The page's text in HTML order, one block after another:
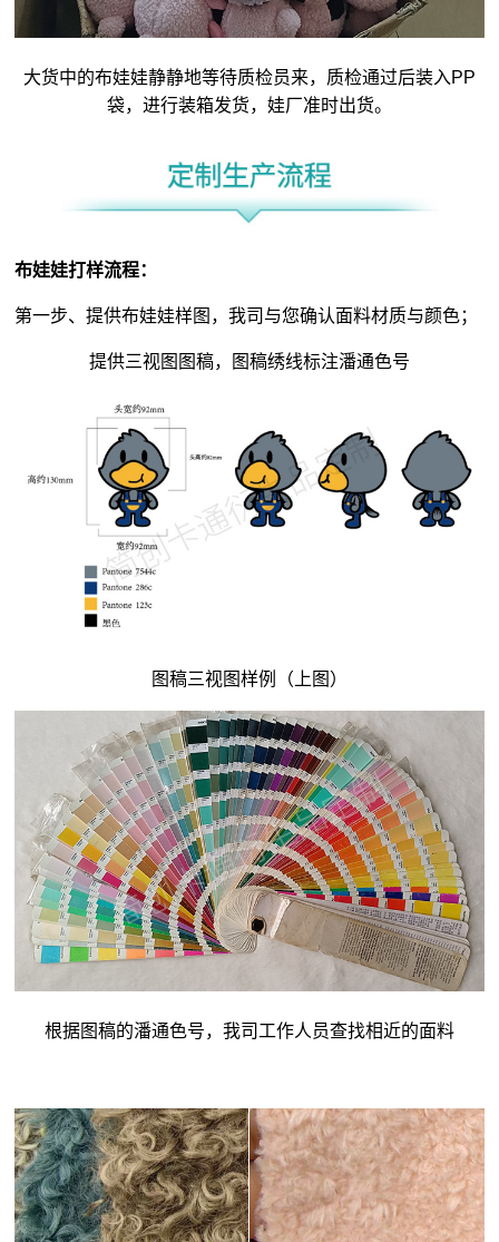
大货中的布娃娃静静地等待质检员来，质检通过后装入PP
袋，进行装箱发货，娃厂准时出货。
布娃娃打样流程：
第一步、提供布娃娃样图，我司与您确认面料材质与颜色；
提供三视图图稿，图稿绣线标注潘通色号
图稿三视图样例（上图）
根据图稿的潘通色号，我司工作人员查找相近的面料